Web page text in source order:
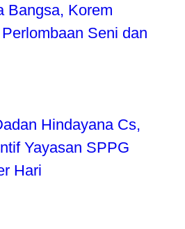
Bangsa, Korem
Seni dan
Hindayana Cs,
Yayasan SPPG
Hari